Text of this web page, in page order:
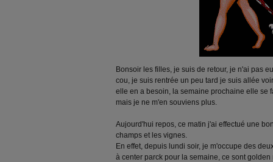
Bonsoir les filles, je suis de retour, je n'ai pas
cou, je suis rentrée un peu tard je suis allée
elle en a besoin, la semaine prochaine elle se
mais je ne m'en souviens plus.
Aujourd'hui repos, ce matin j'ai effectué une
champs et les vignes.
En effet, depuis lundi soir, je m'occupe des
à center parck pour la semaine, ce sont